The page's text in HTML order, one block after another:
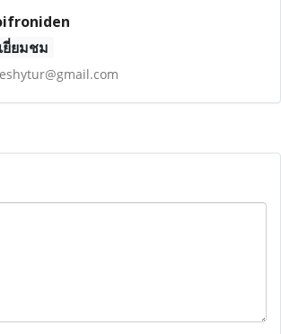
ยี่ยมชม